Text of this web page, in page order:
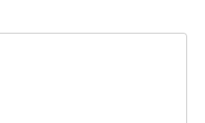
Deutsch